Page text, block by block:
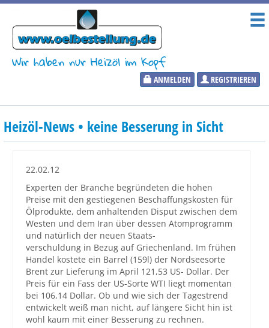
Wir haben nur Heizöl im Kopf
ANMELDEN REGISTRIEREN
Heizölpreise
Aktueller Heizölpreis
Marktinformationen
Wunschpreis Benachrichtigung
Großbestellungen
Produkte
Heizöl-News • keine Besserung in Sicht
22.02.12
Experten der Branche begründeten die hohen
Preise mit den gestiegenen Beschaffungskosten für
Ölprodukte, dem anhaltenden Disput zwischen dem
Westen und dem Iran über dessen Atomprogramm
und natürlich der neuen Staats-
verschuldung in Bezug auf Griechenland. Im frühen
Handel kostete ein Barrel (159l) der Nordseesorte
Brent zur Lieferung im April 121,53 US- Dollar. Der
Preis für ein Fass der US-Sorte WTI liegt momentan
bei 106,14 Dollar. Ob und wie sich der Tagestrend
entwickelt weiß man nicht, auf längere Sicht hin ist
wohl kaum mit einer Besserung zu rechnen.